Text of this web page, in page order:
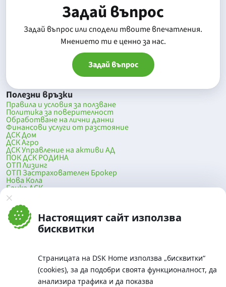
Настоящият сайт използва
бисквитки
Страницата на DSK Home използва „бисквитки“
(cookies), за да подобри своята функционалност, да
анализира трафика и да показва
Задай въпрос
Задай въпрос или сподели твоите впечатления.
Mнението ти е ценно за нас.
Задай въпрос
Полезни връзки
Правила и условия за ползване
Политика за поверителност
Обработване на лични данни
Финансови услуги от разстояние
ДСК Дом
ДСК Агро
ДСК Управление на активи АД
ПОК ДСК РОДИНА
ОТП Лизинг
ОТП Застрахователен Брокер
Нова Кола
Банка ДСК
DSK Mobile
Оферти за продажба от Банка ДСК
Клонова мрежа и банкомати
До началото на страницата